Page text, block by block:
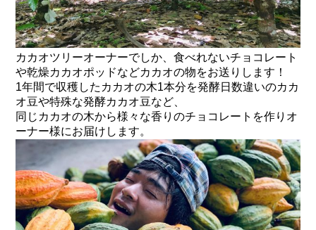
カカオツリーオーナーでしか、食べれないチョコレート
や乾燥カカオポッドなどカカオの物をお送りします！
1年間で収穫したカカオの木1本分を発酵日数違いのカカ
オ豆や特殊な発酵カカオ豆など、
同じカカオの木から様々な香りのチョコレートを作りオ
ーナー様にお届けします。